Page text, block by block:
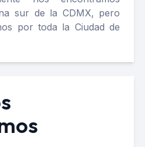
sur de la CDMX, pero
por toda la Ciudad de